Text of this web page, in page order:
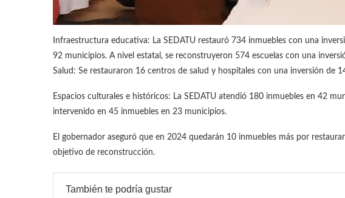
Infraestructura educativa: La SEDATU restauró 734 inmuebles con una
92 municipios. A nivel estatal, se reconstruyeron 574 escuelas con una
Salud: Se restauraron 16 centros de salud y hospitales con una inversión de
Espacios culturales e históricos: La SEDATU atendió 180 inmuebles en 42
intervenido en 45 inmuebles en 23 municipios.
El gobernador aseguró que en 2024 quedarán 10 inmuebles más por
objetivo de reconstrucción.
También te podría gustar